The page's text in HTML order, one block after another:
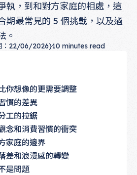
執，到和對方家庭的相處，這
期最常見的 5 個挑戰，以及過
。
：22/06/2026)10 minutes read
你想像的更需要調整
慣的差異
工的拉鋸
念和消費習慣的衝突
家庭的邊界
差和浪漫感的轉變
是問題